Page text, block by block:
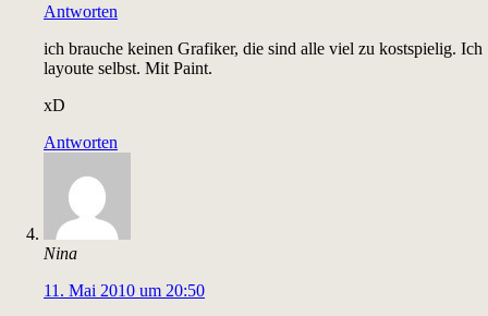
Antworten
ich brauche keinen Grafiker, die sind alle viel zu kostspielig. Ich
layoute selbst. Mit Paint.
xD
Antworten
Nina
11. Mai 2010 um 20:50